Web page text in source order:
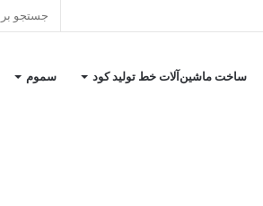
ساخت ماشین‌آلات خط تولید کود سموم